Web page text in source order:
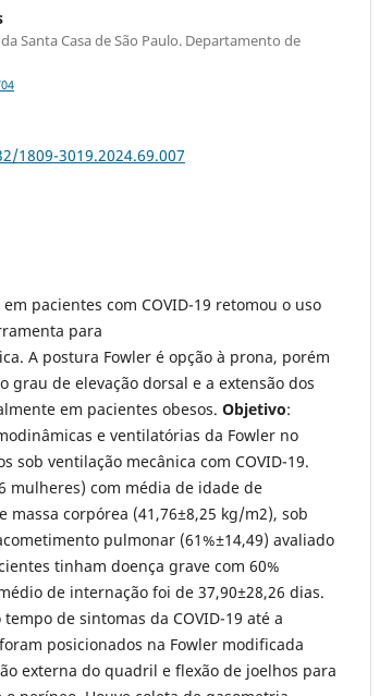
Santa Casa de São Paulo. Departamento de
1809-3019.2024.69.007
pacientes com COVID-19 retomou o uso
para
A postura Fowler é opção à prona, porém
grau de elevação dorsal e a extensão dos
em pacientes obesos. Objetivo:
e ventilatórias da Fowler no
sob ventilação mecânica com COVID-19.
mulheres) com média de idade de
massa corpórea (41,76±8,25 kg/m2), sob
pulmonar (61%±14,49) avaliado
tinham doença grave com 60%
de internação foi de 37,90±28,26 dias.
de sintomas da COVID-19 até a
posicionados na Fowler modificada
externa do quadril e flexão de joelhos para